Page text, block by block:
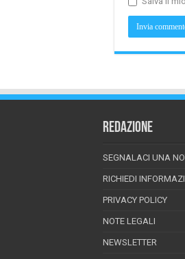
REDAZIONE
SEGNALACI UNA
RICHIEDI
PRIVACY POLICY
NOTE LEGALI
NEWSLETTER